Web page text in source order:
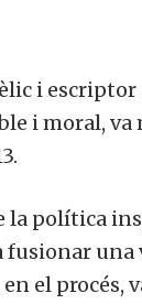
i escriptor
i moral, va
la política
fusionar
el procés,